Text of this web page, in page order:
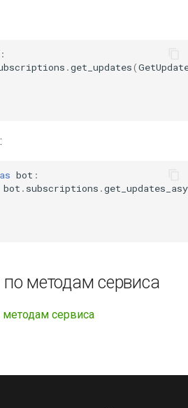
:
.get_updates(
as bot :
bot . subscriptions .
методам сервиса
сервиса